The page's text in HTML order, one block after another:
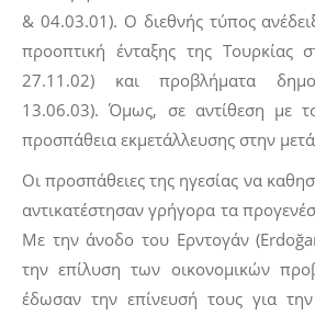
& 04.03.01). Ο διεθνής τύπος
προοπτική ένταξης της Τουρκίας
27.11.02) και προβλήματα
13.06.03). Όμως, σε αντίθεση με
προσπάθεια εκμετάλλευσης στην
Οι προσπάθειες της ηγεσίας να
αντικατέστησαν γρήγορα τα
Με την άνοδο του Ερντογάν
την επίλυση των οικονομικών
έδωσαν την επίνευσή τους για την